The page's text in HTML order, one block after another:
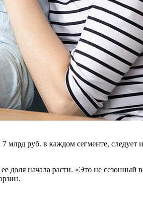
руб. в каждом сегменте, следует
начала расти. «Это не сезонный